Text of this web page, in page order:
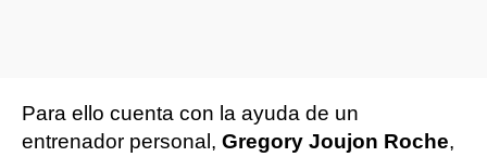
Para ello cuenta con la ayuda de un
entrenador personal, Gregory Joujon Roche,